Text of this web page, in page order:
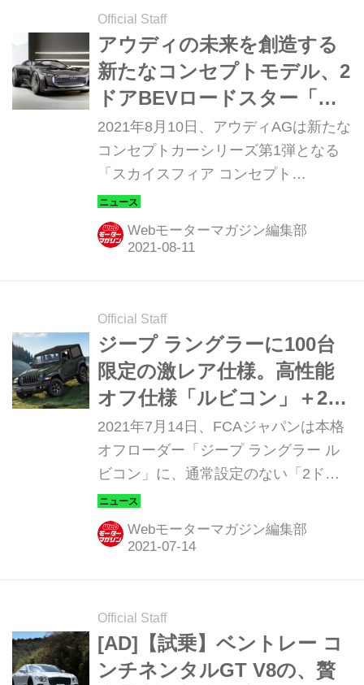
Official Staff
アウディの未来を創造する
新たなコンセプトモデル、2
ドアBEVロードスター「ス
カイスフィア コンセプト」
2021年8月10日、アウディAGは新たな
コンセプトカーシリーズ第1弾となる
「スカイスフィア コンセプト
（Skysphere concept）」を発表し
た。この2ドアロードスターの
BEV（電気自動車）には、アウディの
め、自動運転システム、シームレスな
デジタルエコシステムなど革新的テク
ノロジーがふんだんに盛り込まれてい
る。
Webモーターマガジン編集部
Official Staff
ジープ ラングラーに100台
限定の激レア仕様。高性能
オフ仕様「ルビコン」＋2ド
ア＋ソフトトップモデル
2021年7月14日、FCAジャパンは本格
オフローダー「ジープ ラングラー ル
ビコン」に、通常設定のない「2ドア
のソフトトップ仕様」を限定車「ラン
グラー ルビコン ソフトトップ」とし
て発表。7月24日より限定100台で販売
Webモーターマガジン編集部
Official Staff
[AD]【試乗】ベントレー コ
ンチネンタルGT V8の、贅